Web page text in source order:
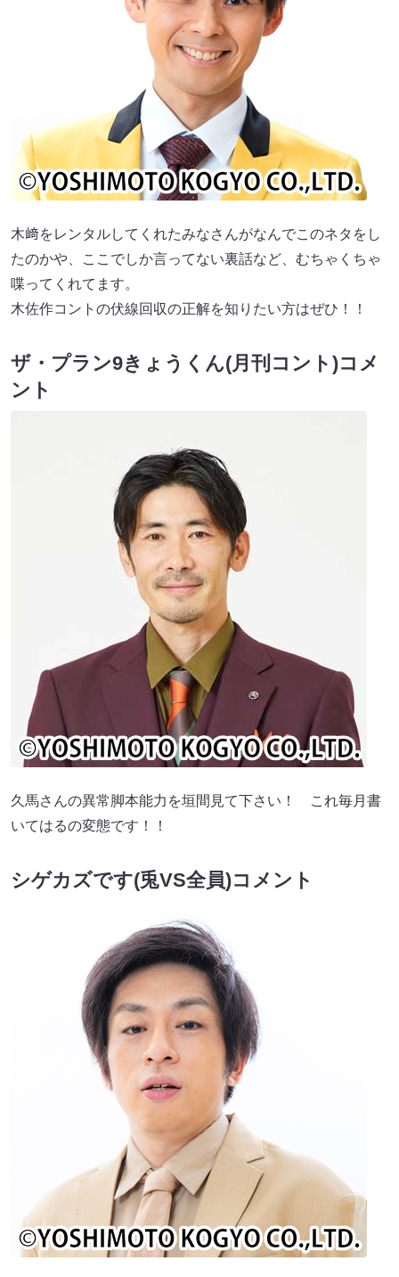
木﨑をレンタルしてくれたみなさんがなんでこのネタをし
たのかや、ここでしか言ってない裏話など、むちゃくちゃ
喋ってくれてます。
木佐作コントの伏線回収の正解を知りたい方はぜひ！！
ザ・プラン9きょうくん(月刊コント)コメ
ント
久馬さんの異常脚本能力を垣間見て下さい！ これ毎月書
いてはるの変態です！！
シゲカズです(兎VS全員)コメント